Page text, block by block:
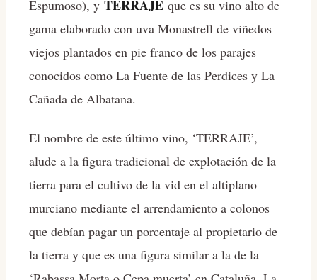
Espumoso), y TERRAJE que es su vino alto de
gama elaborado con uva Monastrell de viñedos
viejos plantados en pie franco de los parajes
conocidos como La Fuente de las Perdices y La
Cañada de Albatana.
El nombre de este último vino, ‘TERRAJE’,
alude a la figura tradicional de explotación de la
tierra para el cultivo de la vid en el altiplano
murciano mediante el arrendamiento a colonos
que debían pagar un porcentaje al propietario de
la tierra y que es una figura similar a la de la